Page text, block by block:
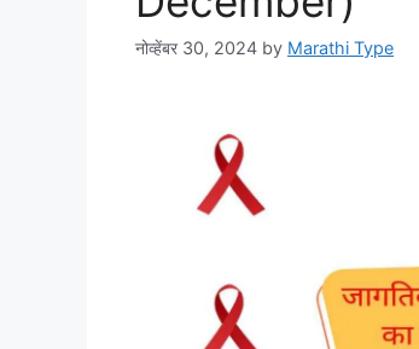
नोव्हेंबर 30, 2024 by Marathi Type